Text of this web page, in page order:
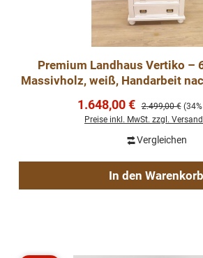
Premium Landhaus Vertiko –
Massivholz, weiß, Handarbeit
Verkaufspreis:
1.648,00 € Regulärer Preis:
2.499,00 €
Preise inkl. MwSt. zzgl.
Vergleichen
In den Warenkorb